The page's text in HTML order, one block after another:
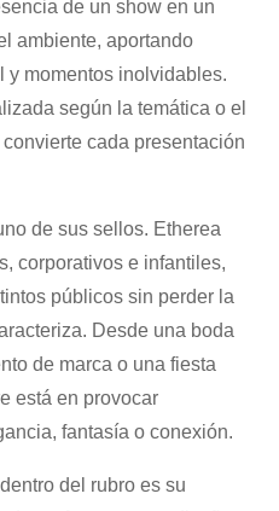
de un show en un
ambiente, aportando
y momentos inolvidables.
según la temática o el
cada presentación
de sus sellos. Etherea
corporativos e infantiles,
públicos sin perder la
Desde una boda
de marca o una fiesta
está en provocar
fantasía o conexión.
del rubro es su